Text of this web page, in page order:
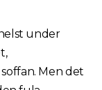
under
Men det